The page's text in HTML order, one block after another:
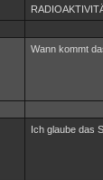
Wann kommt
Ich glaube das